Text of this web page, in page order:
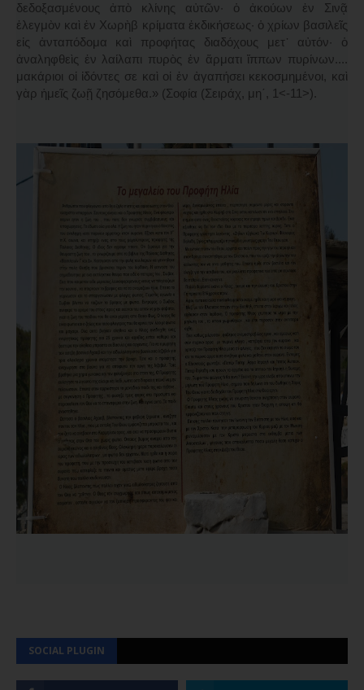
δεδοξασμένους ἀπὸ κλίνης αὐτῶν· ὁ ἀκούων ἐν Σινᾷ
ἐλεγμὸν καὶ ἐν Χωρὴβ κρίματα ἐκδικήσεως· ὁ χρίων βασιλεῖς
εἰς ἀνταπόδομα καὶ προφήτας διαδόχους μετ᾿ αὐτόν· ὁ
ἀναληφθεὶς ἐν λαίλαπι πυρὸς ἐν ἅρματι ἵππων πυρίνων....
μακάριοι οἱ ἰδόντες σε καὶ οἱ ἐν ἀγαπήσει κεκοσμημένοι, καὶ
γὰρ ἡμεῖς ζωῇ ζησόμεθα.» (Σοφία (Σειράχ, μη΄, 1<-11>).
SOCIAL PLUGIN